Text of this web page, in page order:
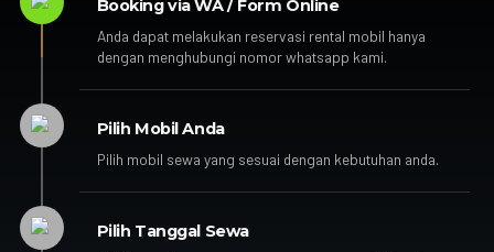
Booking via WA / Form Online
Anda dapat melakukan reservasi rental mobil hanya
dengan menghubungi nomor whatsapp kami.
Pilih Mobil Anda
Pilih mobil sewa yang sesuai dengan kebutuhan anda.
Pilih Tanggal Sewa